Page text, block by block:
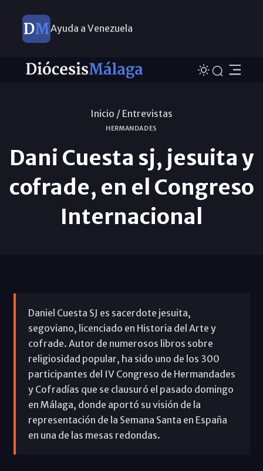
Ayuda a Venezuela
Inicio / Entrevistas
HERMANDADES
Dani Cuesta sj, jesuita y
cofrade, en el Congreso
Internacional
Daniel Cuesta SJ es sacerdote jesuita,
segoviano, licenciado en Historia del Arte y
cofrade. Autor de numerosos libros sobre
religiosidad popular, ha sido uno de los 300
participantes del IV Congreso de Hermandades
y Cofradías que se clausuró el pasado domingo
en Málaga, donde aportó su visión de la
representación de la Semana Santa en España
en una de las mesas redondas.